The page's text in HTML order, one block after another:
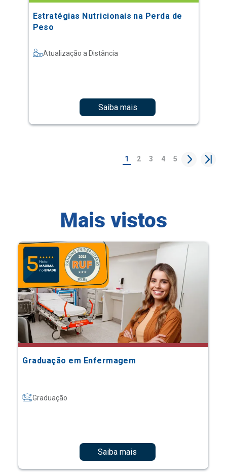
Estratégias Nutricionais na Perda de
Peso
Atualização a Distância
Saiba mais
1 2 3 4 5
Mais vistos
Graduação em Enfermagem
Graduação
Saiba mais